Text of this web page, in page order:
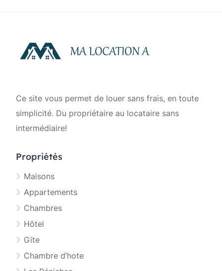
Ce site vous permet de louer sans frais, en toute
simplicité. Du propriétaire au locataire sans
intermédiaire!
Propriétés
Maisons
Appartements
Chambres
Hôtel
Gite
Chambre d’hote